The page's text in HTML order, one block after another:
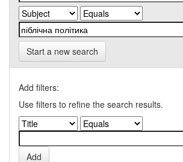
Start a new search
Add filters:
Use filters to refine the search results.